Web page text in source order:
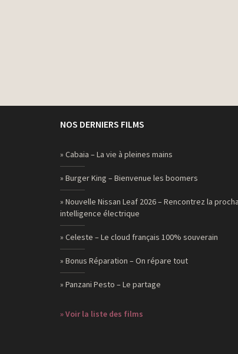
NOS DERNIERS FILMS
» Cabaia – La vie à pleines mains
» Burger King – Bienvenue les boomers
» Nouvelle Nissan Leaf 2026 – Rencontrez la
intelligence électrique
» Celeste – Le cloud français 100% souverain
» Bonus Réparation – On répare tout
» Panzani Pesto – Le partage
» Voir la liste des films